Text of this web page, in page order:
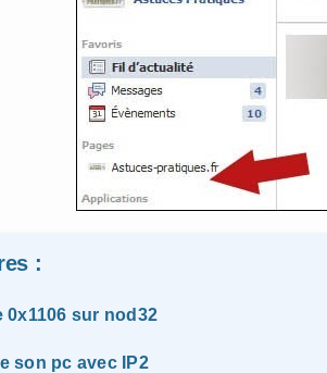
:
0x1106 sur nod32
son pc avec IP2